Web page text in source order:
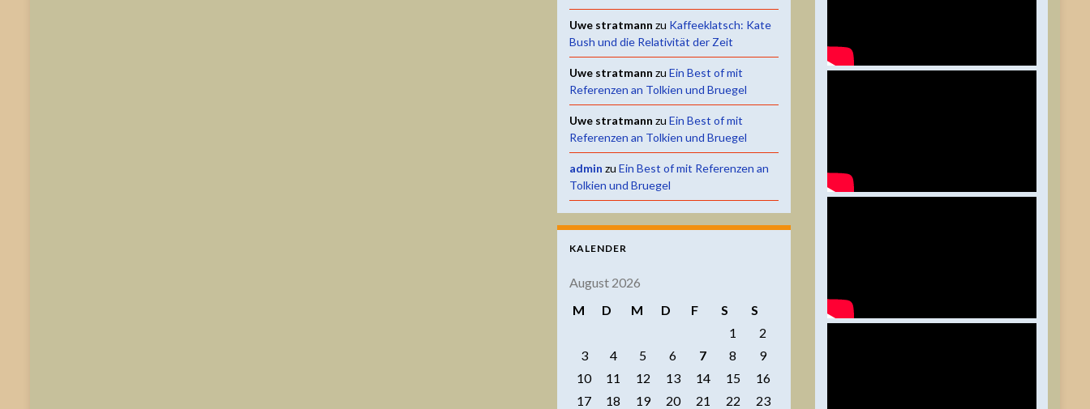
Uwe stratmann zu Kaffeeklatsch: Kate
Bush und die Relativität der Zeit
Uwe stratmann zu Ein Best of mit
Referenzen an Tolkien und Bruegel
Uwe stratmann zu Ein Best of mit
Referenzen an Tolkien und Bruegel
admin zu Ein Best of mit Referenzen an
Tolkien und Bruegel
KALENDER
August 2026
M
D M D F S
S
1
2
3
4 5 6 7 8
9
10
11 12 13 14 15
16
17
18 19 20 21 22
23